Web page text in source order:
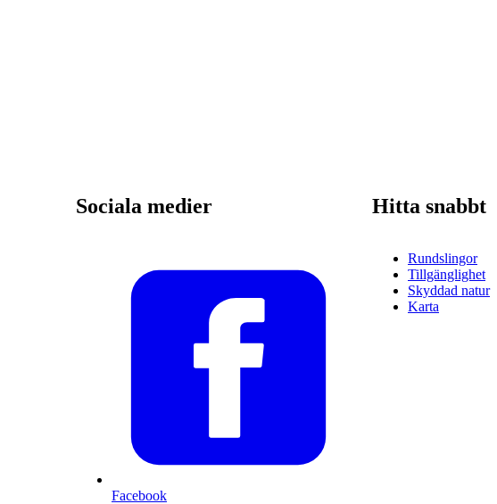
Sociala medier
Facebook
Hitta snabbt
Rundslingor
Tillgänglighet
Skyddad natur
Karta